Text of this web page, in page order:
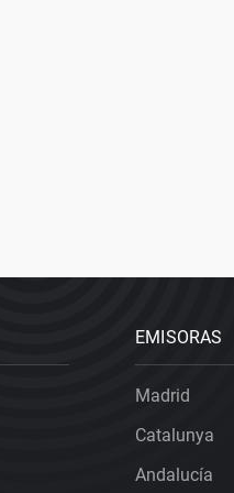
EMISORAS
Madrid
Catalunya
Andalucía